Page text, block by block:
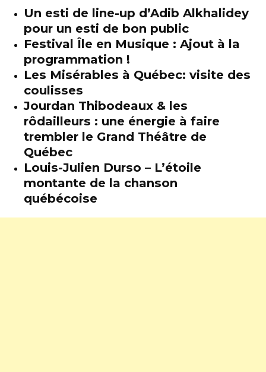
Un esti de line-up d’Adib Alkhalidey
pour un esti de bon public
Festival Île en Musique : Ajout à la
programmation !
Les Misérables à Québec: visite des
coulisses
Jourdan Thibodeaux & les
rôdailleurs : une énergie à faire
trembler le Grand Théâtre de
Québec
Louis-Julien Durso – L’étoile
montante de la chanson
québécoise